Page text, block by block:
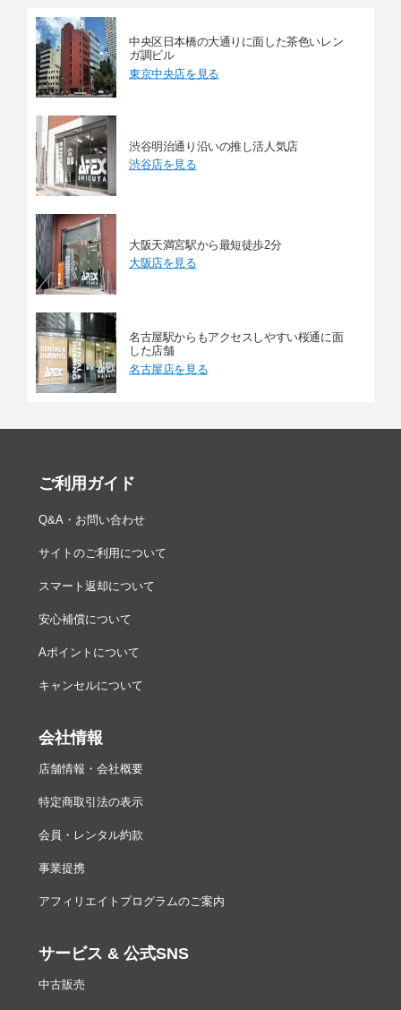
中央区日本橋の大通りに面した茶色いレン
ガ調ビル
東京中央店を見る
渋谷明治通り沿いの推し活人気店
渋谷店を見る
大阪天満宮駅から最短徒歩2分
大阪店を見る
名古屋駅からもアクセスしやすい桜通に面
した店舗
名古屋店を見る
ご利用ガイド
Q&A・お問い合わせ
サイトのご利用について
スマート返却について
安心補償について
Aポイントについて
キャンセルについて
会社情報
店舗情報・会社概要
特定商取引法の表示
会員・レンタル約款
事業提携
アフィリエイトプログラムのご案内
サービス & 公式SNS
中古販売